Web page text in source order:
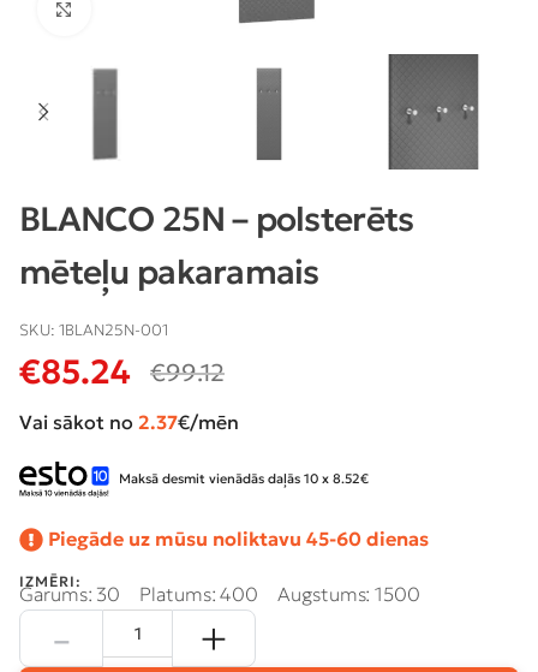
BLANCO 25N – polsterēts
mēteļu pakaramais
SKU: 1BLAN25N-001
€85.24 €99.12
Vai sākot no 2.37€/mēn
Maksā desmit vienādās daļās 10 x 8.52€
Piegāde uz mūsu noliktavu 45-60 dienas
IZMĒRI:
Garums: 30 Platums: 400 Augstums: 1500